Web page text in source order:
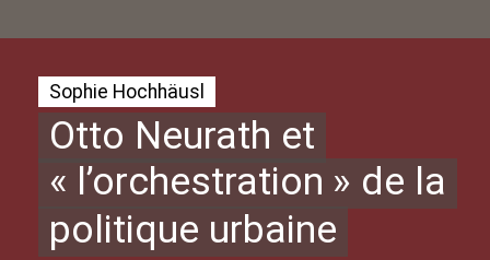
Sophie Hochhäusl
Otto Neurath et
« l’orchestration » de la
politique urbaine